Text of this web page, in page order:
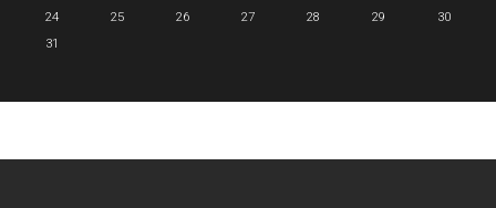
24
25 26 27 28 29
30
31